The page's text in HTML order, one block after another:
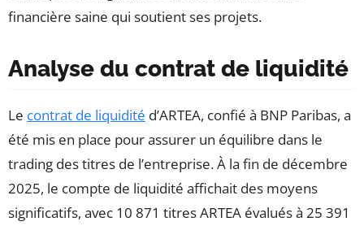
financière saine qui soutient ses projets.
Analyse du contrat de liquidité
Le contrat de liquidité d’ARTEA, confié à BNP Paribas, a
été mis en place pour assurer un équilibre dans le
trading des titres de l’entreprise. À la fin de décembre
2025, le compte de liquidité affichait des moyens
significatifs, avec 10 871 titres ARTEA évalués à 25 391